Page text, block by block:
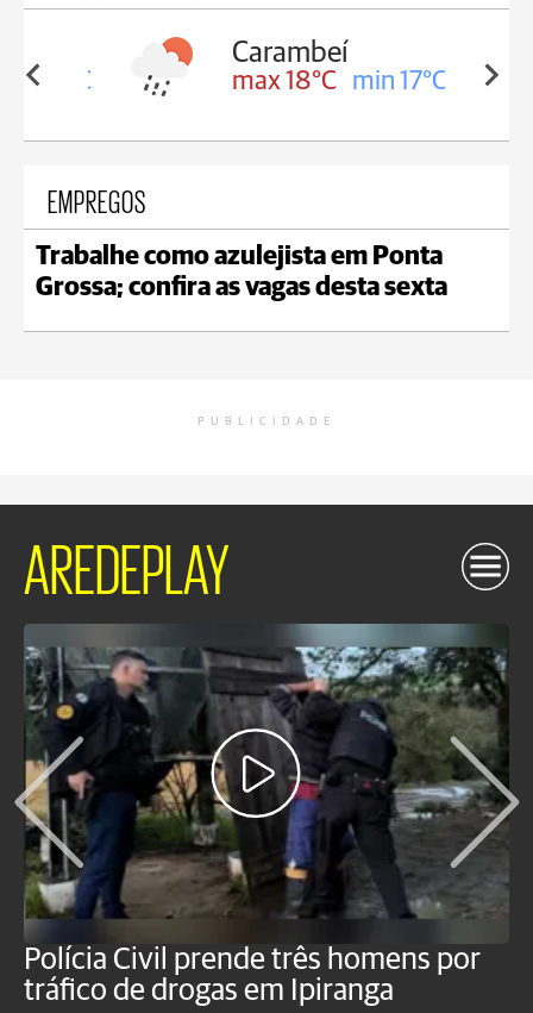
18°C
Carambeí
max 18°C min 17°C
EMPREGOS
Trabalhe como azulejista em Ponta
Grossa; confira as vagas desta sexta
PUBLICIDADE
AREDEPLAY
Polícia Civil prende três homens por
tráfico de drogas em Ipiranga